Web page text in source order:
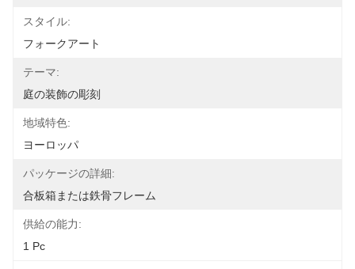
スタイル:
フォークアート
テーマ:
庭の装飾の彫刻
地域特色:
ヨーロッパ
パッケージの詳細:
合板箱または鉄骨フレーム
供給の能力:
1 Pc